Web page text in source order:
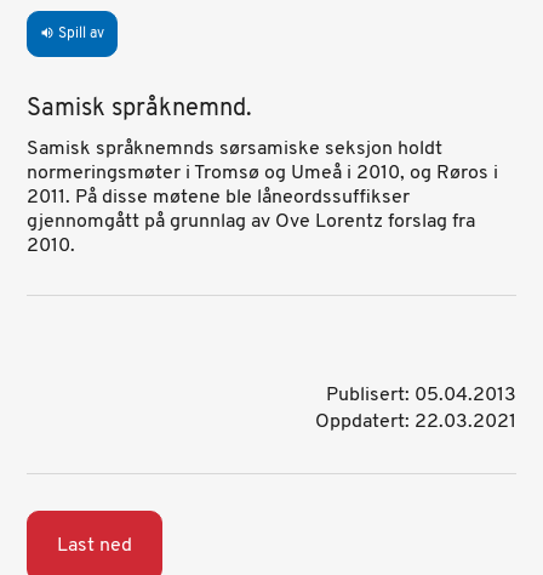
volume_up Spill av
Samisk språknemnd.
Samisk språknemnds sørsamiske seksjon holdt
normeringsmøter i Tromsø og Umeå i 2010, og Røros i
2011. På disse møtene ble låneordssuffikser
gjennomgått på grunnlag av Ove Lorentz forslag fra
2010.
Publisert: 05.04.2013
Oppdatert: 22.03.2021
Last ned